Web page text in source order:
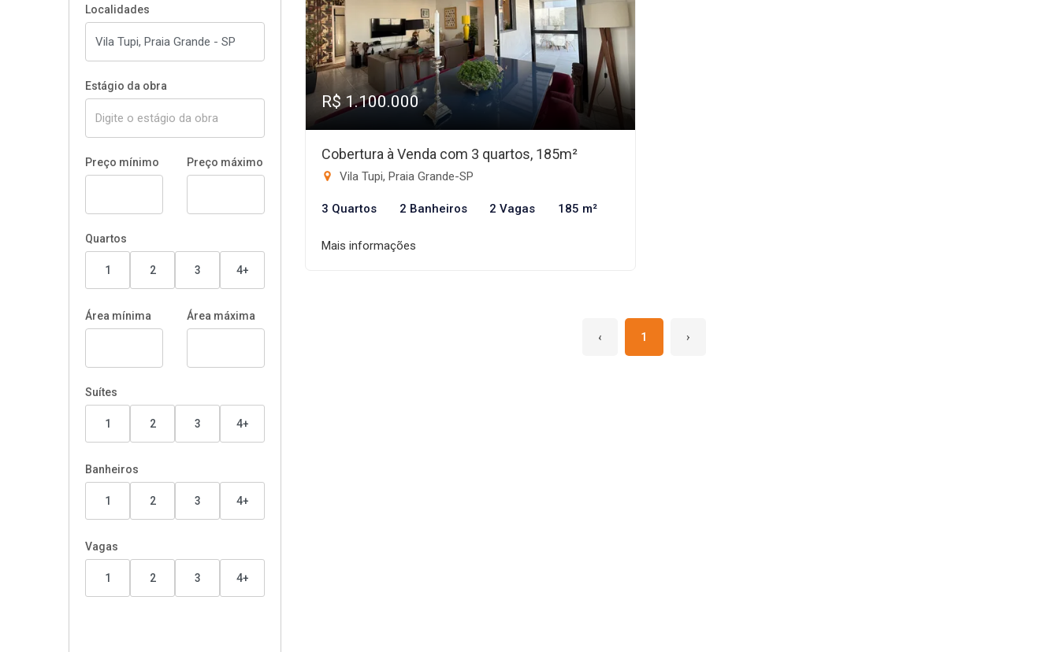
Localidades
Estágio da obra
Preço mínimo Preço máximo
Quartos
1 2 3 4+
Área mínima Área máxima
Suítes
1 2 3 4+
Banheiros
1 2 3 4+
Vagas
1 2 3 4+
R$ 1.100.000
Cobertura à Venda com 3 quartos, 185m²
Vila Tupi, Praia Grande-SP
3 Quartos 2 Banheiros 2 Vagas 185 m²
Mais informações
‹ 1 ›